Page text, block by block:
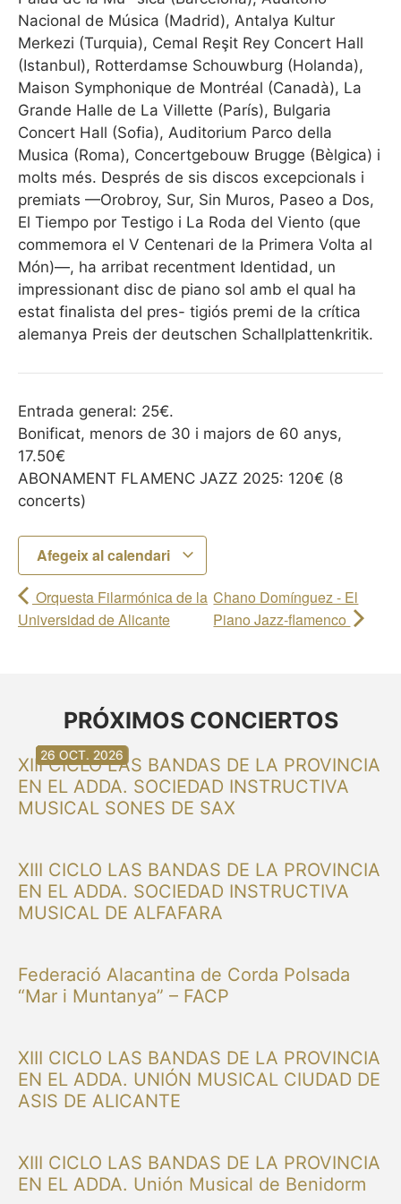
Nacional de Música (Madrid), Antalya Kultur
Merkezi (Turquia), Cemal Reşit Rey Concert Hall
(Istanbul), Rotterdamse Schouwburg (Holanda),
Maison Symphonique de Montréal (Canadà), La
Grande Halle de La Villette (París), Bulgaria
Concert Hall (Sofia), Auditorium Parco della
Musica (Roma), Concertgebouw Brugge (Bèlgica) i
molts més. Després de sis discos excepcionals i
premiats —Orobroy, Sur, Sin Muros, Paseo a Dos,
El Tiempo por Testigo i La Roda del Viento (que
commemora el V Centenari de la Primera Volta al
Món)—, ha arribat recentment Identidad, un
impressionant disc de piano sol amb el qual ha
estat finalista del pres- tigiós premi de la crítica
alemanya Preis der deutschen Schallplattenkritik.
Entrada general: 25€.
Bonificat, menors de 30 i majors de 60 anys,
17.50€
ABONAMENT FLAMENC JAZZ 2025: 120€ (8
concerts)
Afegeix al calendari
Orquesta Filarmónica de la
Universidad de Alicante
Chano Domínguez - El
Piano Jazz-flamenco
PRÓXIMOS CONCIERTOS
XIII CICLO LAS BANDAS DE LA PROVINCIA
EN EL ADDA. SOCIEDAD INSTRUCTIVA
MUSICAL SONES DE SAX
30 AG. 2026
XIII CICLO LAS BANDAS DE LA PROVINCIA
EN EL ADDA. SOCIEDAD INSTRUCTIVA
MUSICAL DE ALFAFARA
30 AG. 2026
Federació Alacantina de Corda Polsada
“Mar i Muntanya” – FACP
13 SET. 2026
XIII CICLO LAS BANDAS DE LA PROVINCIA
EN EL ADDA. UNIÓN MUSICAL CIUDAD DE
ASIS DE ALICANTE
20 SET. 2026
XIII CICLO LAS BANDAS DE LA PROVINCIA
EN EL ADDA. Unión Musical de Benidorm
20 SET. 2026
26 SET. 2026
03 OCT. 2026
16 OCT. 2026
26 OCT. 2026